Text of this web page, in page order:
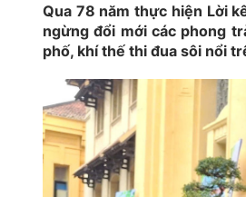
Qua 78 năm thực hiện Lời
ngừng đổi mới các phong
phố, khí thế thi đua sôi nổi